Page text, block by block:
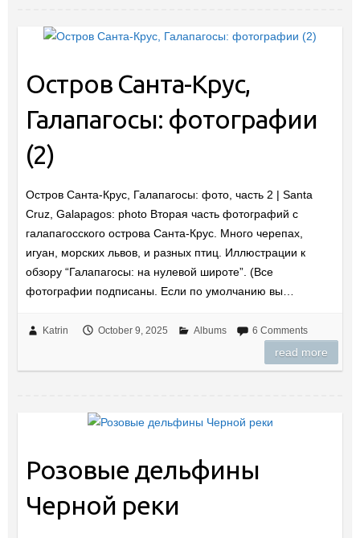
Остров Санта-Крус,
Галапагосы: фотографии
(2)
Остров Санта-Крус, Галапагосы: фото, часть 2 | Santa
Cruz, Galapagos: photo Вторая часть фотографий с
галапагосского острова Санта-Крус. Много черепах,
игуан, морских львов, и разных птиц. Иллюстрации к
обзору “Галапагосы: на нулевой широте”. (Все
фотографии подписаны. Если по умолчанию вы…
Katrin October 9, 2025 Albums 6 Comments
read more
Розовые дельфины
Черной реки